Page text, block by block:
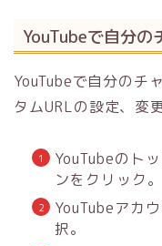
YouTubeで自分の
YouTubeで自分のチ
タムURLの設定、変
YouTubeのト
ンをクリック。
YouTubeアカ
択。